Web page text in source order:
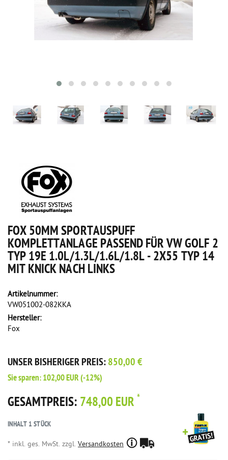
FOX 50MM SPORTAUSPUFF
KOMPLETTANLAGE PASSEND FÜR VW GOLF 2
TYP 19E 1.0L/1.3L/1.6L/1.8L - 2X55 TYP 14
MIT KNICK NACH LINKS
Artikelnummer:
VW051002-082KKA
Hersteller:
Fox
UNSER BISHERIGER PREIS:850,00 €
Sie sparen:102,00 EUR(-12%)
GESAMTPREIS: 748,00 EUR *
INHALT 1STÜCK
* inkl. ges. MwSt. zzgl. Versandkosten